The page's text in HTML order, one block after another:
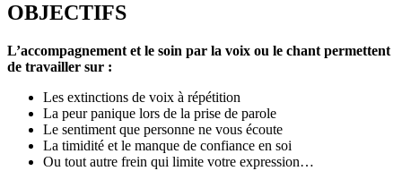
OBJECTIFS
L’accompagnement et le soin par la voix ou le chant permettent
de travailler sur :
Les extinctions de voix à répétition
La peur panique lors de la prise de parole
Le sentiment que personne ne vous écoute
La timidité et le manque de confiance en soi
Ou tout autre frein qui limite votre expression…